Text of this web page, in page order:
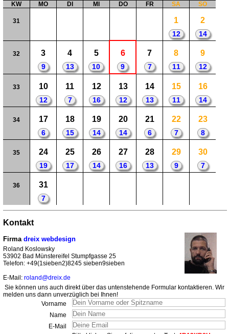
KW MO DI MI DO FR SA SO
31 1
12
2
14
32 3
9
4
13
5
10
6
9
7
7
8
11
9
12
33 10
12
11
7
12
16
13
12
14
13
15
11
16
14
34 17
6
18
15
19
14
20
14
21
6
22
7
23
8
35 24
19
25
17
26
14
27
16
28
13
29
9
30
7
36 31
7
Kontakt
Firma dreix webdesign
Roland Koslowsky
53902 Bad Münstereifel Stumpfgasse 25
Telefon: +49(1sieben2)8245 sieben9sieben
E-Mail: roland@dreix.de
Sie können uns auch direkt über das untenstehende Formular kontaktieren. Wir
melden uns dann unverzüglich bei Ihnen!
Vorname
Name
E-Mail